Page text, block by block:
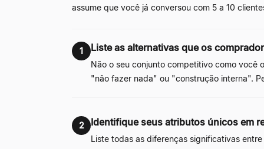
assume que você já conversou com 5 a 10
1 Liste as alternativas que os
Não o seu conjunto competitivo como você
"não fazer nada" ou "construção interna".
2 Identifique seus atributos únicos em
Liste todas as diferenças significativas